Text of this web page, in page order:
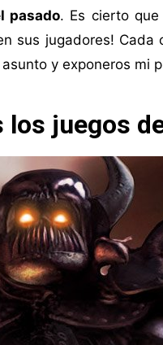
pasado. Es cierto
sus jugadores! Cada
y exponeros mi
los juegos